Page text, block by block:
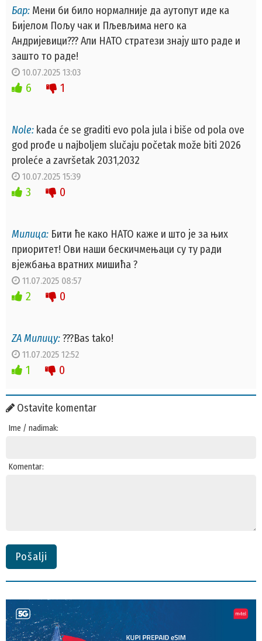
Бар: Мени би било нормалније да аутопут иде ка
Бијелом Пољу чак и Пљевљима него ка
Андријевици??? Али НАТО стратези знају што раде и
зашто то раде!
10.07.2025 13:03
6 1
Nole: kada će se graditi evo pola jula i biše od pola ove
god prođe u najboljem slučaju početak može biti 2026
proleće a završetak 2031,2032
10.07.2025 15:39
3 0
Милица: Бити ће како НАТО каже и што је за њих
приоритет! Ови наши бескичмењаци су ту ради
вјежбања вратних мишића ?
11.07.2025 08:57
2 0
ZA Милицу:???Bas tako!
11.07.2025 12:52
1 0
Ostavite komentar
Ime / nadimak:
Komentar:
Pošalji